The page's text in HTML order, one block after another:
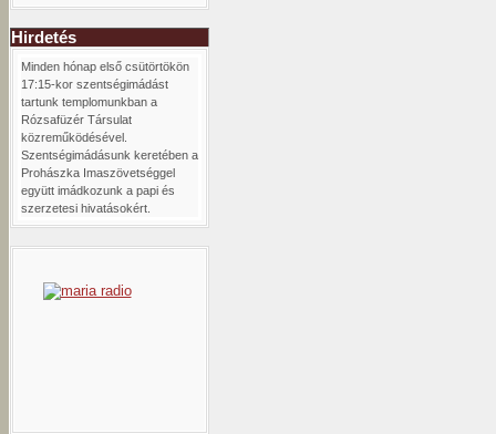
Hirdetés
Minden hónap első csütörtökön
17:15-kor szentségimádást
tartunk templomunkban a
Rózsafüzér Társulat
közreműködésével.
Szentségimádásunk keretében a
Prohászka Imaszövetséggel
együtt imádkozunk a papi és
szerzetesi hivatásokért.